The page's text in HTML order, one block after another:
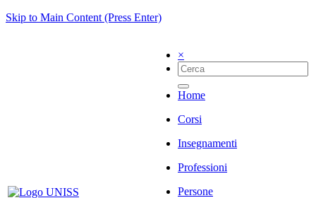
Skip to Main Content (Press Enter)
×
Home
Corsi
Insegnamenti
Professioni
Persone